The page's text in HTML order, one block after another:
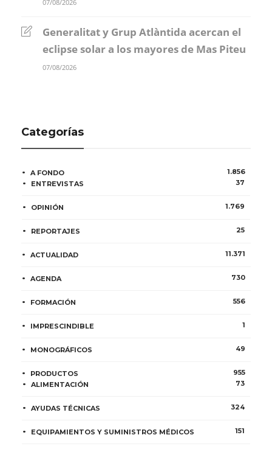
07/08/2026
Generalitat y Grup Atlàntida acercan el
eclipse solar a los mayores de Mas Piteu
07/08/2026
Categorías
A FONDO
1.856
ENTREVISTAS
37
OPINIÓN 1.769
REPORTAJES 25
ACTUALIDAD 11.371
AGENDA 730
FORMACIÓN 556
IMPRESCINDIBLE 1
MONOGRÁFICOS 49
PRODUCTOS
955
ALIMENTACIÓN
73
AYUDAS TÉCNICAS 324
EQUIPAMIENTOS Y SUMINISTROS MÉDICOS 151